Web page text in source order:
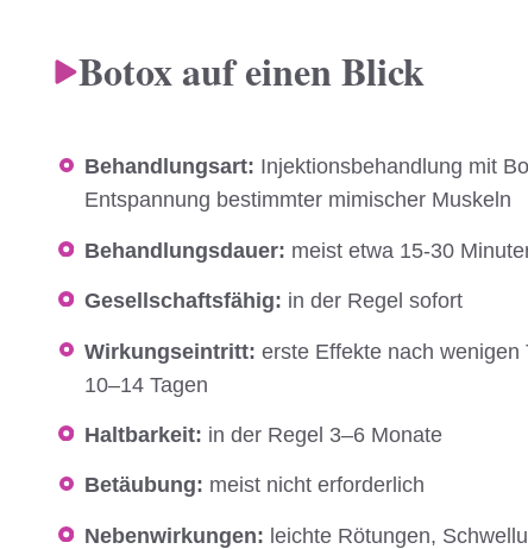
Botox auf einen Blick
Behandlungsart: Injektionsbehandlung mit
Entspannung bestimmter mimischer Muskeln
Behandlungsdauer: meist etwa 15-30
Gesellschaftsfähig: in der Regel sofort
Wirkungseintritt: erste Effekte nach wenigen
10–14 Tagen
Haltbarkeit: in der Regel 3–6 Monate
Betäubung: meist nicht erforderlich
Nebenwirkungen: leichte Rötungen,